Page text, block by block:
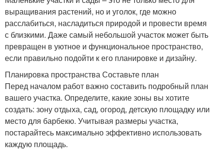
выращивания растений, но и уголок, где можно
расслабиться, насладиться природой и провести время
с близкими. Даже самый небольшой участок может быть
превращен в уютное и функциональное пространство,
если правильно подойти к его планировке и дизайну.
Планировка пространства Составьте план
Перед началом работ важно составить подробный план
вашего участка. Определите, какие зоны вы хотите
создать: зону отдыха, сад, огород, детскую площадку или
место для барбекю. Учитывая размеры участка,
постарайтесь максимально эффективно использовать
каждую площадь.